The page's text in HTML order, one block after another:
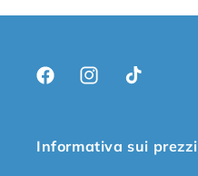
FacebookInstagramTikTok
Informativa sui prezzi